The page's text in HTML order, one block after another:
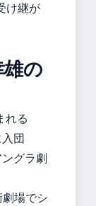
け継が
の
れる
団
グラ劇
場でシ